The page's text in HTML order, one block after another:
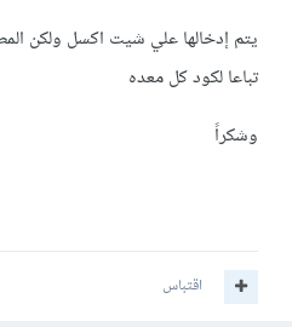
يتم إدخالها علي شيت اكسل ولكن
تباعا لكود كل معده
وشكراً
اقتباس